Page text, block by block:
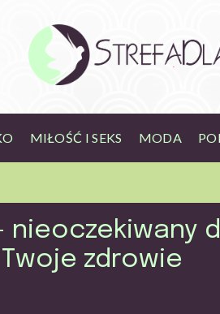
MIŁOŚĆ I SEKS MODA
nieoczekiwany
zdrowie